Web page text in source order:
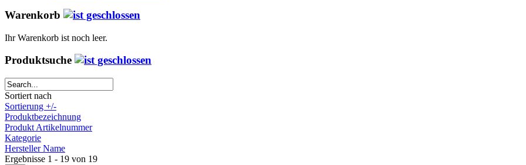
Warenkorb
Ihr Warenkorb ist noch leer.
Produktsuche
Sortiert nach
Sortierung +/-
Produktbezeichnung
Produkt Artikelnummer
Kategorie
Hersteller Name
Ergebnisse 1 - 19 von 19